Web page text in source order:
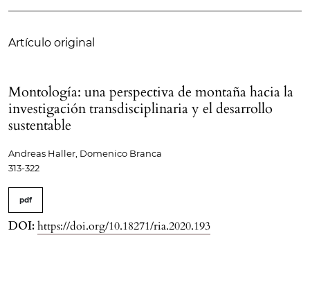
Artículo original
Montología: una perspectiva de montaña hacia la
investigación transdisciplinaria y el desarrollo
sustentable
Andreas Haller, Domenico Branca
313-322
pdf
DOI: https://doi.org/10.18271/ria.2020.193